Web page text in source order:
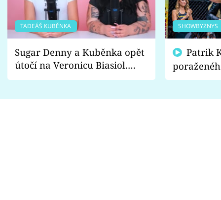
TADEÁŠ KUBĚNKA
Sugar Denny a Kuběnka opět
útočí na Veronicu Biasiol.
Proč je podle nich falešná a
SHOWBYZNYS
fanoušci